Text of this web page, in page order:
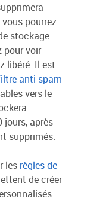
pourrez
stockage
pour voir
libéré. Il est
anti-spam
vers le
jours, après
supprimés.
les règles de
de créer